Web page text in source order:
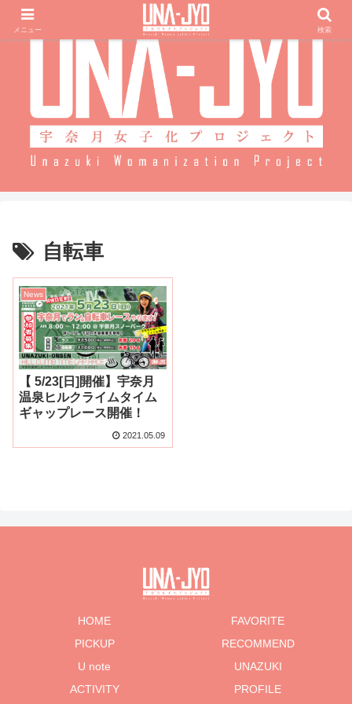
自転車
News
【 5/23[日]開催】宇奈月
温泉ヒルクライムタイム
ギャップレース開催！
2021.05.09
HOME
FAVORITE
PICKUP
RECOMMEND
U note
UNAZUKI
ACTIVITY
PROFILE
メニュー 検索